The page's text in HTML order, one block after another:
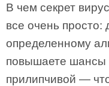
В чем секрет
все очень просто:
определенному
повышаете шансы
прилипчивой —